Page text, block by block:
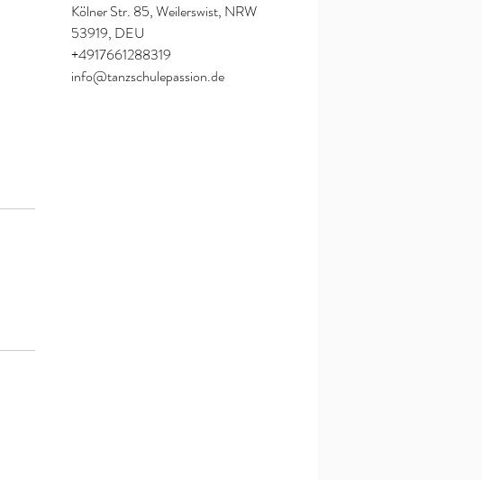
Kölner Str. 85, Weilerswist, NRW
53919, DEU
+4917661288319
info@tanzschulepassion.de